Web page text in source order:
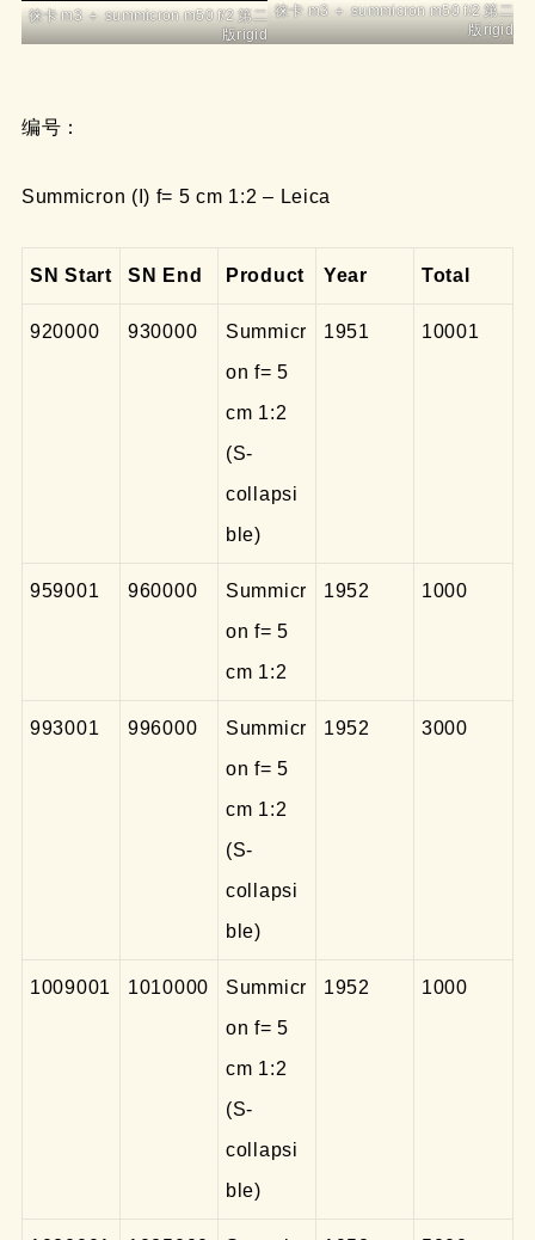
徕卡 m3 ＋ summicron m50 f/2 第二
版rigid
徕卡 m3 ＋ summicron m50 f/2 第二
版rigid
编号：
Summicron (I) f= 5 cm 1:2 – Leica
SN Start SN End Product Year Total
920000 930000
Summicr
on f= 5
cm 1:2
(S-
collapsi
ble)
1951 10001
959001 960000
Summicr
on f= 5
cm 1:2
1952 1000
993001 996000
Summicr
on f= 5
cm 1:2
(S-
collapsi
ble)
1952 3000
1009001 1010000
Summicr
on f= 5
cm 1:2
(S-
collapsi
ble)
1952 1000